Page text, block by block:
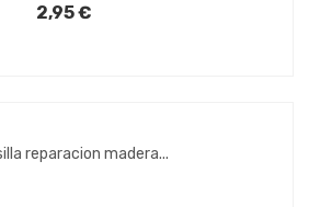
2,95 €